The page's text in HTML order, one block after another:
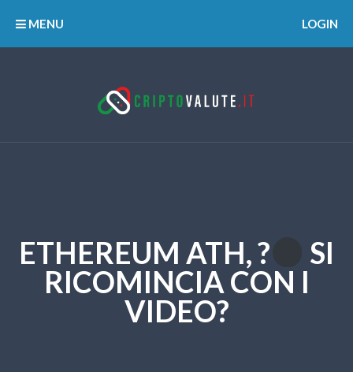
MENU LOGIN
ETHEREUM ATH, ?
SI
RICOMINCIA CON I
VIDEO?